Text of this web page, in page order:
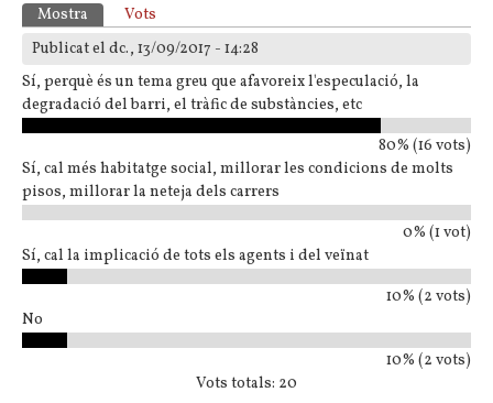
Pestanyes primàries
Mostra (pestanya activa)
Vots
Publicat el dc., 13/09/2017 - 14:28
Sí, perquè és un tema greu que afavoreix l'especulació, la
degradació del barri, el tràfic de substàncies, etc
80% (16 vots)
Sí, cal més habitatge social, millorar les condicions de molts
pisos, millorar la neteja dels carrers
0% (1 vot)
Sí, cal la implicació de tots els agents i del veïnat
10% (2 vots)
No
10% (2 vots)
Vots totals: 20